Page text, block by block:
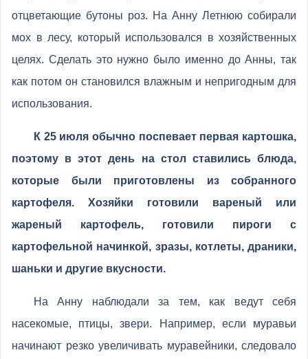
отцветающие бутоны роз. На Анну Летнюю собирали
мох в лесу, который использовался в хозяйственных
целях. Сделать это нужно было именно до Анны, так
как потом он становился влажным и непригодным для
использования.
К 25 июля обычно поспевает первая картошка,
поэтому в этот день на стол ставились блюда,
которые были приготовлены из собранного
картофеля. Хозяйки готовили вареный или
жареный картофель, готовили пироги с
картофельной начинкой, зразы, котлеты, драники,
шаньки и другие вкусности.
На Анну наблюдали за тем, как ведут себя
насекомые, птицы, звери. Например, если муравьи
начинают резко увеличивать муравейники, следовало